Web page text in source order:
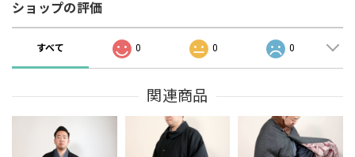
ショップの評価
すべて 0 0 0
関連商品